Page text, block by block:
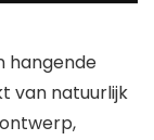
hangende
van natuurlijk